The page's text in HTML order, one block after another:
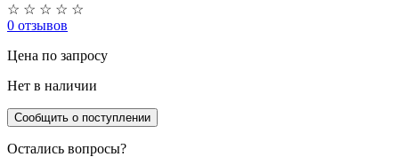
☆ ☆ ☆ ☆ ☆
0 отзывов
Цена по запросу
Нет в наличии
Сообщить о поступлении
Остались вопросы?